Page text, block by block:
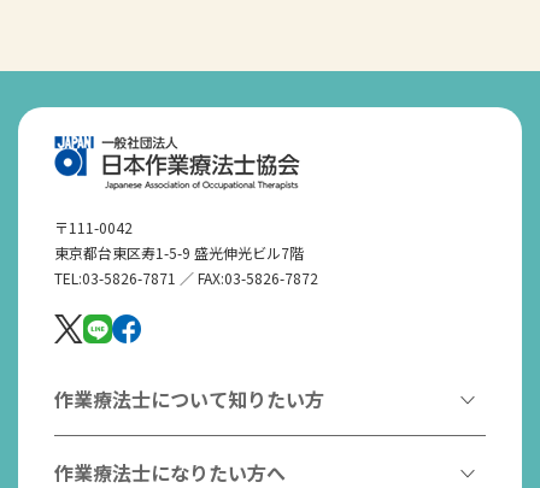
〒111-0042
東京都台東区寿1-5-9 盛光伸光ビル7階
TEL:03-5826-7871 ／ FAX:03-5826-7872
作業療法士について知りたい方
作業療法とは
作業療法士になりたい方へ